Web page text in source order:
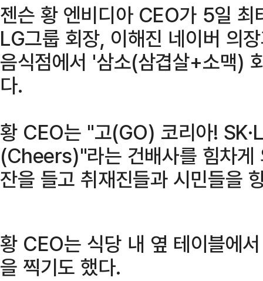
젠슨 황 엔비디아 CEO가 5일 최
LG그룹 회장, 이해진 네이버 의
음식점에서 '삼소(삼겹살+소맥)
다.
황 CEO는 "고(GO) 코리아!
(Cheers)"라는 건배사를 힘차게
잔을 들고 취재진들과 시민들을
황 CEO는 식당 내 옆 테이블에
을 찍기도 했다.